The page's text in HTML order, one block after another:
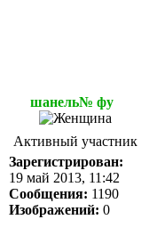
шанель№ фу
Активный участник
Зарегистрирован:
19 май 2013, 11:42
Сообщения: 1190
Изображений: 0